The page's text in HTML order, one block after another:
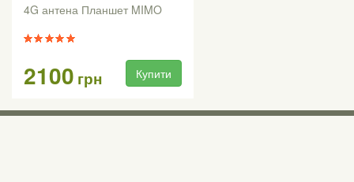
4G антена Планшет MIMO
2100 грн Купити